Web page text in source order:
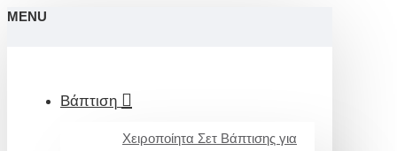
MENU
Βάπτιση
Χειροποίητα Σετ Βάπτισης για